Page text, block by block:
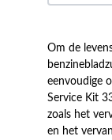
Om de
eenvoudige
Service Kit
zoals het
en het